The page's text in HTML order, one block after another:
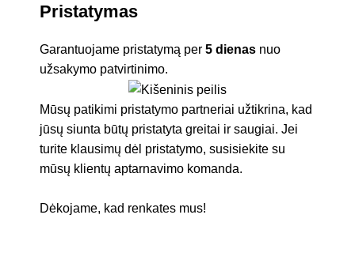
Pristatymas
Garantuojame pristatymą per 5 dienas nuo
užsakymo patvirtinimo.
Mūsų patikimi pristatymo partneriai užtikrina, kad
jūsų siunta būtų pristatyta greitai ir saugiai. Jei
turite klausimų dėl pristatymo, susisiekite su
mūsų klientų aptarnavimo komanda.
Dėkojame, kad renkates mus!